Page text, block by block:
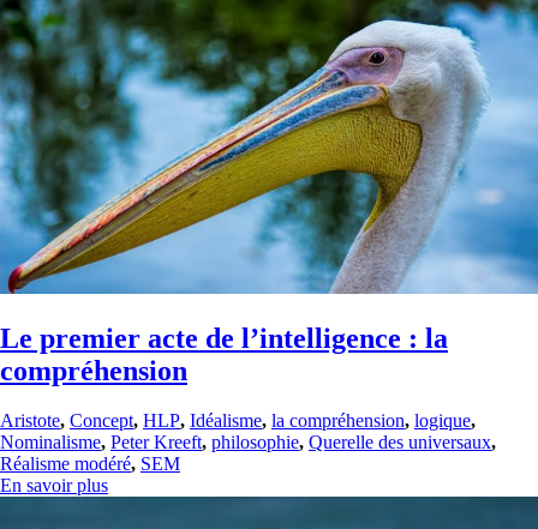
Le premier acte de l’intelligence : la
compréhension
Aristote, Concept, HLP, Idéalisme, la compréhension, logique,
Nominalisme, Peter Kreeft, philosophie, Querelle des universaux,
Réalisme modéré, SEM
En savoir plus